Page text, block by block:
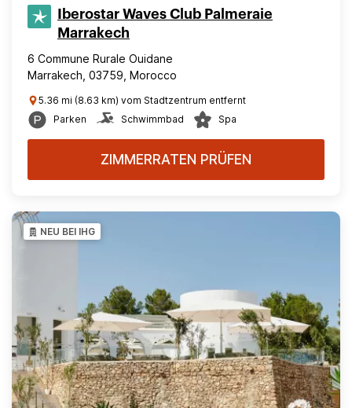
Iberostar Waves Club Palmeraie
Marrakech
6 Commune Rurale Ouidane
Marrakech, 03759, Morocco
5.36 mi (8.63 km) vom Stadtzentrum entfernt
Parken
Schwimmbad Spa
ZIMMERRATEN PRÜFEN
NEU BEI IHG